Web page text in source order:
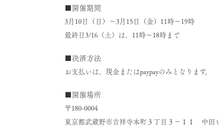
■開催期間
3月10日（日）～3月15日（金）11時～19時
最終日3/16（土）は、11時～18時まで
■決済方法
お支払いは、現金またはpaypayのみとなります。
■開催場所
〒180-0004
東京都武蔵野市吉祥寺本町３丁目３−１１ 中田